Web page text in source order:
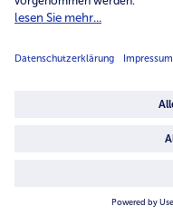
Unternehmen
Über uns